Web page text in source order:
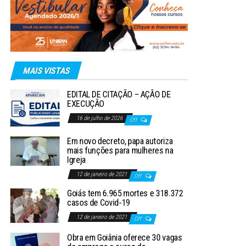
MAIS VISTAS
EDITAL DE CITAÇÃO – AÇÃO DE
EXECUÇÃO
16 de julho de 2026 Off
Em novo decreto, papa autoriza
mais funções para mulheres na
Igreja
12 de janeiro de 2021 Off
Goiás tem 6.965 mortes e 318.372
casos de Covid-19
12 de janeiro de 2021 Off
Obra em Goiânia oferece 30 vagas